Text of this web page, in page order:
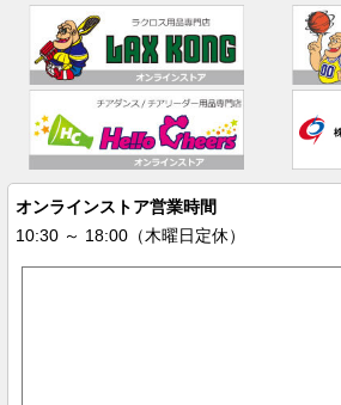
オンラインストア営業時間
10:30 ～ 18:00（木曜日定休）